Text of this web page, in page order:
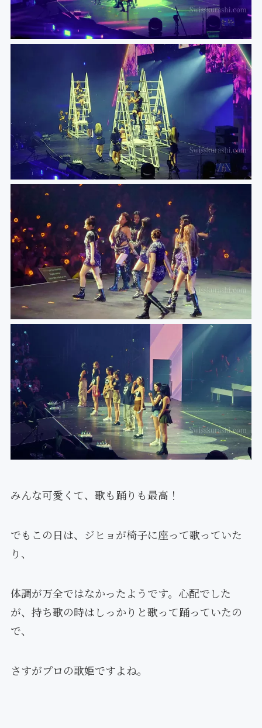
みんな可愛くて、歌も踊りも最高！
でもこの日は、ジヒョが椅子に座って歌っていた
り、
体調が万全ではなかったようです。心配でした
が、持ち歌の時はしっかりと歌って踊っていたの
で、
さすがプロの歌姫ですよね。